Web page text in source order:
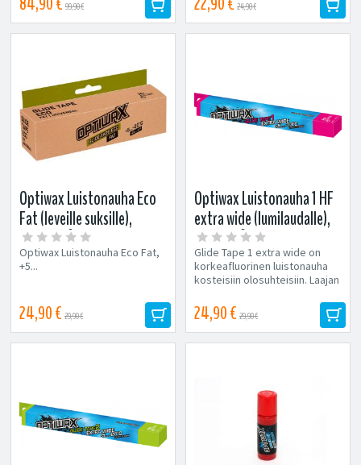
99,90 € 24,90 €
Optiwax Luistonauha Eco
Fat (leveille suksille),
+5...-20°C
Optiwax Luistonauha Eco Fat,
+5...
24,90 € 29,90 €
Optiwax Luistonauha 1 HF
extra wide (lumilaudalle),
+5...-10°C
Glide Tape 1 extra wide on
korkeafluorinen luistonauha
kosteisiin olosuhteisiin. Laajan
24,90 € 29,90 €